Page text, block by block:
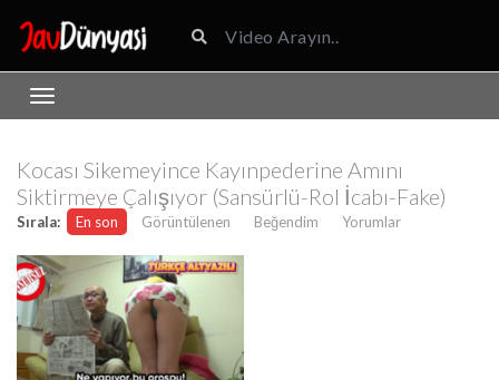
Kocası Sikemeyince Kayınpederine Amını
Siktirmeye Çalışıyor (Sansürlü-Rol İcabı-Fake)
Sırala: En son Görüntülenen Beğendim Yorumlar